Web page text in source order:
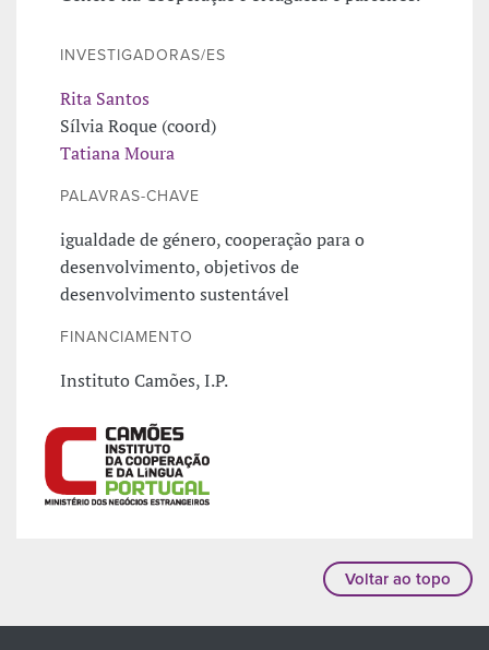
INVESTIGADORAS/ES
Rita Santos
Sílvia Roque (coord)
Tatiana Moura
PALAVRAS-CHAVE
igualdade de género, cooperação para o
desenvolvimento, objetivos de
desenvolvimento sustentável
FINANCIAMENTO
Instituto Camões, I.P.
Voltar ao topo